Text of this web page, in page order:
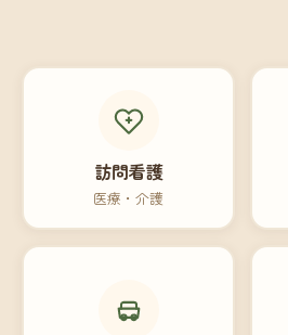
訪問看護
医療・介護